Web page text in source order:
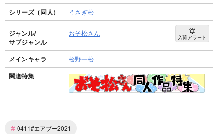
シリーズ（同人）
うさぎ松
ジャンル/
サブジャンル
おそ松さん 入荷アラート
メインキャラ
松野一松
関連特集
# 0411#エアブー2021